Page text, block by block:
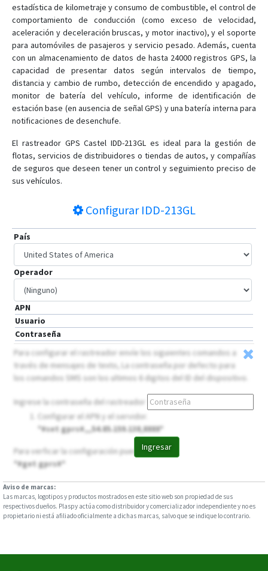
estadística de kilometraje y consumo de combustible, el control de
comportamiento de conducción (como exceso de velocidad,
aceleración y deceleración bruscas, y motor inactivo), y el soporte
para automóviles de pasajeros y servicio pesado. Además, cuenta
con un almacenamiento de datos de hasta 24000 registros GPS, la
capacidad de presentar datos según intervalos de tiempo,
distancia y cambio de rumbo, detección de encendido y apagado,
monitor de batería del vehículo, informe de identificación de
estación base (en ausencia de señal GPS) y una batería interna para
notificaciones de desenchufe.
El rastreador GPS Castel IDD-213GL es ideal para la gestión de
flotas, servicios de distribuidores o tiendas de autos, y compañías
de seguros que deseen tener un control y seguimiento preciso de
sus vehículos.
ConfigurarIDD-213GL
País
Operador
APN
Usuario
Contraseña
Ingresar
Para configurar el rastreador envíe los siguientes comandos a
través de mensajes de texto, La contraseña por defecto para
los comandos SMS son los ultimos 6 digitos del ID del dispositivo.
Ingrese la contraseña del rastreador
Configurar el APN y el servidor.
*#set gprs#,,,54.85.159.138,8888*
Para verficar la configuración puede usar
*#get gprs#*
Aviso de marcas:
Las marcas, logotipos y productos mostrados en este sitio web son propiedad de sus
respectivos dueños. Plaspy actúa como distribuidor y comercializador independiente y no es
propietario ni está afiliado oficialmente a dichas marcas, salvo que se indique lo contrario.